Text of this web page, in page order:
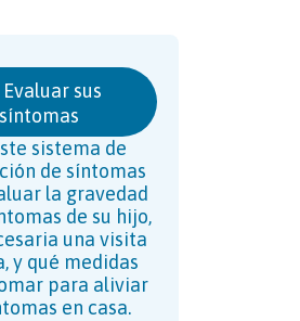
Evaluar sus
síntomas
sistema de
de síntomas
la gravedad
de su hijo,
una visita
y qué medidas
para aliviar
en casa.